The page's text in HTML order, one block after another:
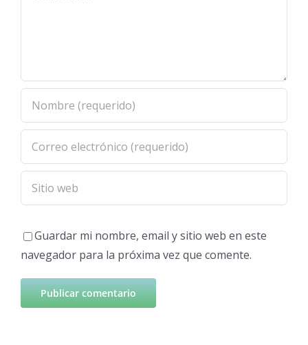
Guardar mi nombre, email y sitio web en este
navegador para la próxima vez que comente.